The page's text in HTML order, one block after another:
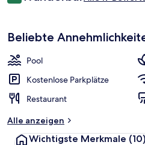
Beliebte
Pool
Kostenlose Parkplätze
Restaurant
Alle anzeigen
Wichtigste Merkmale (10)